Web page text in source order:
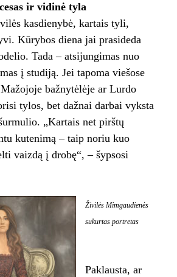
ir vidinė tyla
kasdienybė, kartais tyli,
Kūrybos diena jai prasideda
Tada – atsijungimas nuo
į studiją. Jei tapoma viešose
bažnytėlėje ar Lurdo
tylos, bet dažnai darbai vyksta
„Kartais net pirštų
kutenimą – taip noriu kuo
vaizdą į drobę“, – šypsosi
Živilės Mimgaudienės
sukurtas portretas
Paklausta, ar